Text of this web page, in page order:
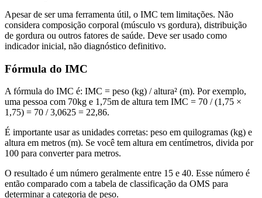
Apesar de ser uma ferramenta útil, o IMC tem limitações. Não
considera composição corporal (músculo vs gordura), distribuição
de gordura ou outros fatores de saúde. Deve ser usado como
indicador inicial, não diagnóstico definitivo.
Fórmula do IMC
A fórmula do IMC é: IMC = peso (kg) / altura² (m). Por exemplo,
uma pessoa com 70kg e 1,75m de altura tem IMC = 70 / (1,75 ×
1,75) = 70 / 3,0625 = 22,86.
É importante usar as unidades corretas: peso em quilogramas (kg) e
altura em metros (m). Se você tem altura em centímetros, divida por
100 para converter para metros.
O resultado é um número geralmente entre 15 e 40. Esse número é
então comparado com a tabela de classificação da OMS para
determinar a categoria de peso.